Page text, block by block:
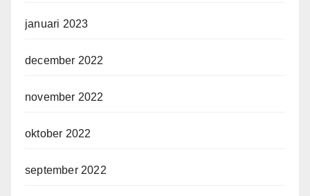
januari 2023
december 2022
november 2022
oktober 2022
september 2022